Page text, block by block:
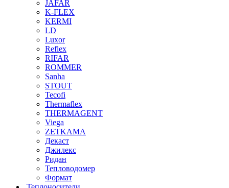
JAFAR
K-FLEX
KERMI
LD
Luxor
Reflex
RIFAR
ROMMER
Sanha
STOUT
Tecofi
Thermaflex
THERMAGENT
Viega
ZETKAMA
Декаст
Джилекс
Ридан
Тепловодомер
Формат